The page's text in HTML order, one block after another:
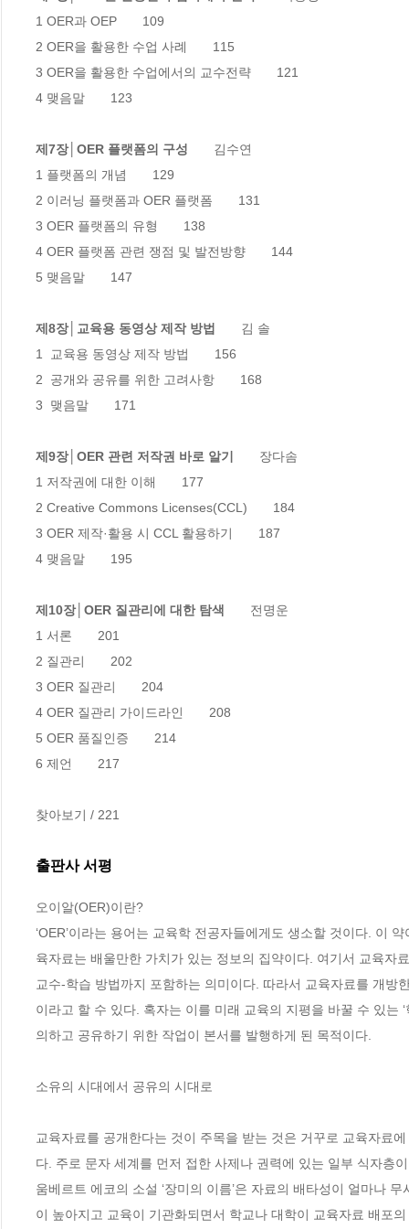
1 OER과 OEP　　109
2 OER을 활용한 수업 사례　　115
3 OER을 활용한 수업에서의 교수전략　　121
4 맺음말　　123
제7장│OER 플랫폼의 구성 김수연
1 플랫폼의 개념　　129
2 이러닝 플랫폼과 OER 플랫폼　　131
3 OER 플랫폼의 유형　　138
4 OER 플랫폼 관련 쟁점 및 발전방향　　144
5 맺음말　　147
제8장│교육용 동영상 제작 방법
김 솔
1  교육용 동영상 제작 방법　　156
2  공개와 공유를 위한 고려사항　　168
3  맺음말　　171
제9장│OER 관련 저작권 바로 알기
장다솜
1 저작권에 대한 이해　　177
2 Creative Commons Licenses(CCL)　　184
3 OER 제작·활용 시 CCL 활용하기　　187
4 맺음말　　195
제10장│OER 질관리에 대한 탐색
전명운
1 서론　　201
2 질관리　　202
3 OER 질관리　　204
4 OER 질관리 가이드라인　　208
5 OER 품질인증　　214
6 제언　　217
찾아보기 / 221
출판사 서평
오이알(OER)이란?
‘OER’이라는 용어는 교육학 전공자들에게도 생소할 것이다. 이
육자료는 배울만한 가치가 있는 정보의 집약이다. 여기서 교육자
교수-학습 방법까지 포함하는 의미이다. 따라서 교육자료를 개
이라고 할 수 있다. 혹자는 이를 미래 교육의 지평을 바꿀 수 있는
의하고 공유하기 위한 작업이 본서를 발행하게 된 목적이다.
소유의 시대에서 공유의 시대로
교육자료를 공개한다는 것이 주목을 받는 것은 거꾸로 교육자료
다. 주로 문자 세계를 먼저 접한 사제나 권력에 있는 일부 식자층
움베르트 에코의 소설 ‘장미의 이름’은 자료의 배타성이 얼마나
이 높아지고 교육이 기관화되면서 학교나 대학이 교육자료 배포